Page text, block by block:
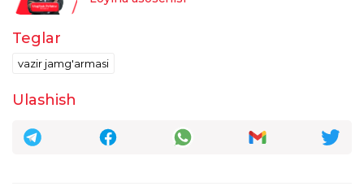
Javob
Jorabek Qurbonov
12:23:16 / 04.06.2026
vazir ustamasini olganligim yoki
taxrirlangan
Javob
Teglar
vazir jamg'armasi
Ulashish